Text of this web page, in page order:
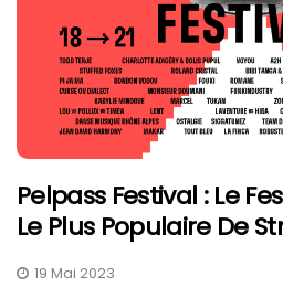
Pelpass Festival : Le
Le Plus Populaire De
19 Mai 2023